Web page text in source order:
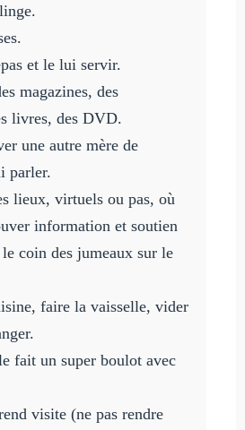
et le lui servir.
magazines, des
livres, des DVD.
une autre mère de
parler.
lieux, virtuels ou pas, où
information et soutien
coin des jumeaux sur le
faire la vaisselle, vider
fait un super boulot avec
visite (ne pas rendre